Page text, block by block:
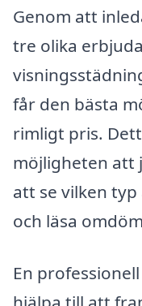
Genom att
tre olika
får den bästa
rimligt pris.
möjligheten att
att se vilken
och läsa
En